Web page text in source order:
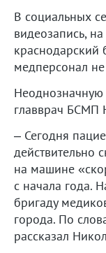
В социальных
видеозапись,
краснодарский
медперсонал
главврач БСМП
– Сегодня
действительно
на машине
с начала года.
бригаду
города. По
рассказал